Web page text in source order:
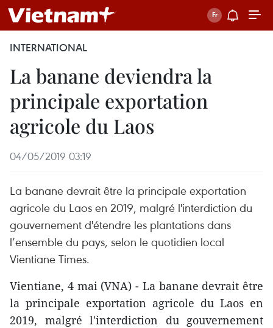
INTERNATIONAL
La banane deviendra la
principale exportation
agricole du Laos
04/05/2019 03:19
La banane devrait être la principale exportation
agricole du Laos en 2019, malgré l'interdiction du
gouvernement d'étendre les plantations dans
l’ensemble du pays, selon le quotidien local
Vientiane Times.
Vientiane, 4 mai (VNA) - La banane devrait être
la principale exportation agricole du Laos en
2019, malgré l'interdiction du gouvernement